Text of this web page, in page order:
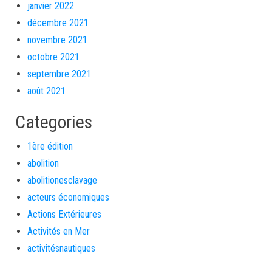
janvier 2022
décembre 2021
novembre 2021
octobre 2021
septembre 2021
août 2021
Categories
1ère édition
abolition
abolitionesclavage
acteurs économiques
Actions Extérieures
Activités en Mer
activitésnautiques